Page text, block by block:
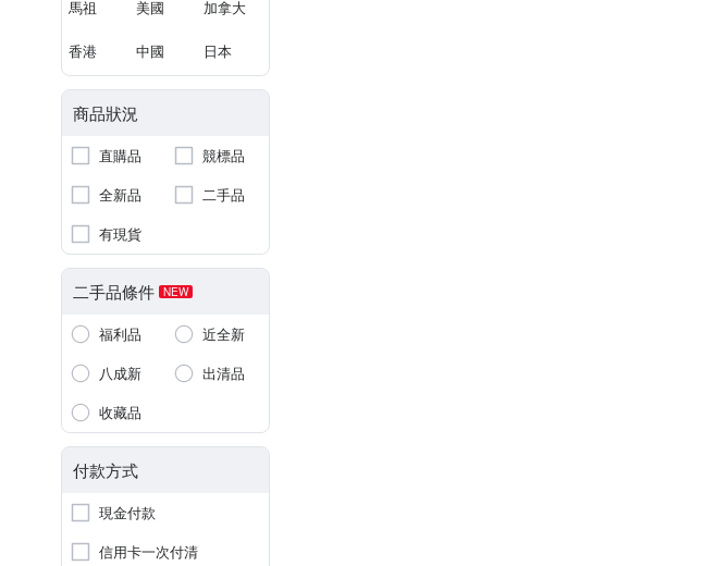
馬祖 美國 加拿大
香港 中國 日本
商品狀況
直購品
競標品
全新品
二手品
有現貨
二手品條件 NEW
福利品
近全新
八成新
出清品
收藏品
付款方式
現金付款
信用卡一次付清